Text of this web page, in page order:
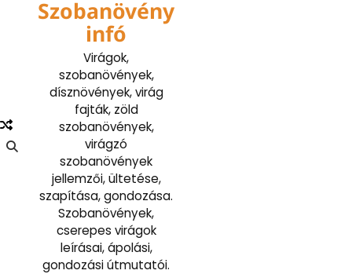
Szobanövény
infó
Virágok,
szobanövények,
dísznövények, virág
fajták, zöld
szobanövények,
virágzó
szobanövények
jellemzői, ültetése,
szapítása, gondozása.
Szobanövények,
cserepes virágok
leírásai, ápolási,
gondozási útmutatói.